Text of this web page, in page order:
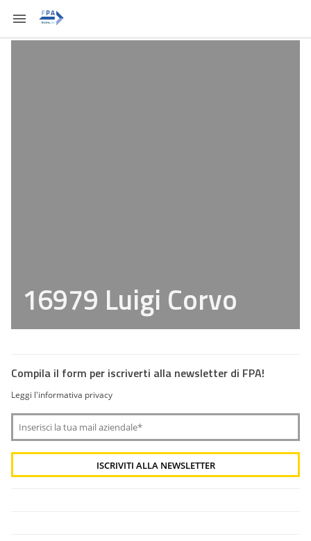
16979 Luigi Corvo
Compila il form per iscriverti alla newsletter di FPA!
Leggi l'informativa privacy